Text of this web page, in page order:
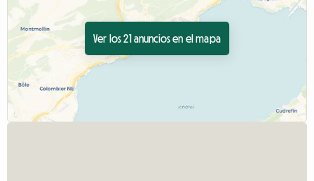
Ver los 21 anuncios en el mapa